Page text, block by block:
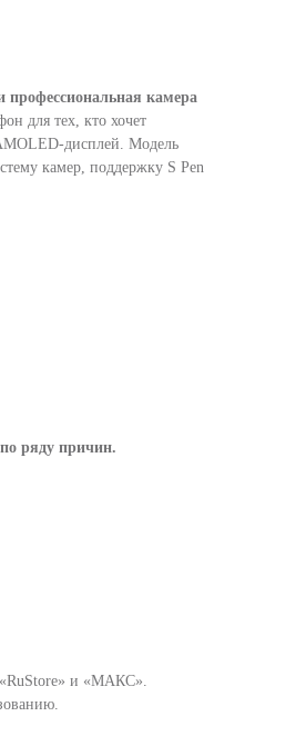
камера
для тех, кто хочет
дисплей. Модель
камер, поддержку S Pen
ряду причин.
«RuStore» и «МАКС».